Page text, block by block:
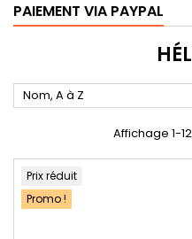
PAIEMENT VIA PAYPAL
Nom, A à Z
Affichage 1-
Prix réduit
Promo !